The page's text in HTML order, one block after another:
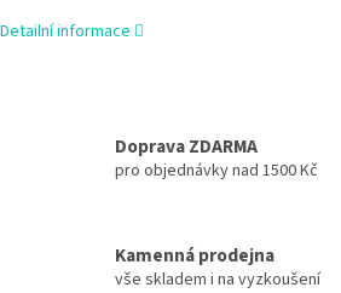
Detailní informace
Doprava ZDARMA
pro objednávky nad 1500 Kč
Kamenná prodejna
vše skladem i na vyzkoušení